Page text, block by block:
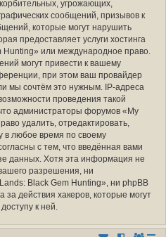
угрожающих,
сообщений, призывов к
которые могут нарушить
предоставляет услуги хостинга
или международное право.
могут привести к вашему
при этом ваш провайдер
мы сочтём это нужным. IP-адреса
проведения такой
администраторы форумов «My
удалить, отредактировать,
в любое время по своему
с тем, что введённая вами
данных. Хотя эта информация не
разрешения, ни
Black Gem Hunting», ни phpBB
за действия хакеров, которые могут
к ней.